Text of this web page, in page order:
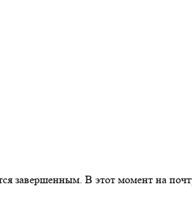
завершенным. В этот момент на